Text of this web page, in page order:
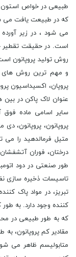
طبیعی در خواص استون
که در طبیعت یافت می
می شود ، در زیر
است. در حقیقت تقطیر
روش تولید پروپانون
و مهم ترین روش های
پروپان، اکسیداسیون
عنوان لاک پاکن در بین
سایر اسامی ماده فوق
پروپانون، پروپانون،
متیل فرمالدهید را می
درختان، فوران
طور صنعتی در دود
تاسیسات ذخیره سازی
تبریز، در مواد پاک
کننده وجود دارد. به
که به طور طبیعی در
مقادیر کم پروپانون،
متابولیسم ظاهر می